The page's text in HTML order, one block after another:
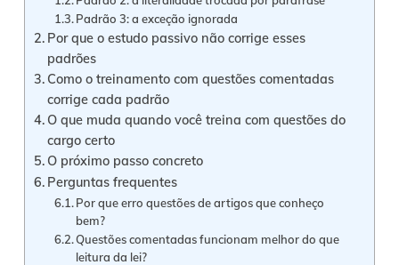
Padrão 3: a exceção ignorada
Por que o estudo passivo não corrige esses
padrões
Como o treinamento com questões comentadas
corrige cada padrão
O que muda quando você treina com questões do
cargo certo
O próximo passo concreto
Perguntas frequentes
Por que erro questões de artigos que conheço
bem?
Questões comentadas funcionam melhor do que
leitura da lei?